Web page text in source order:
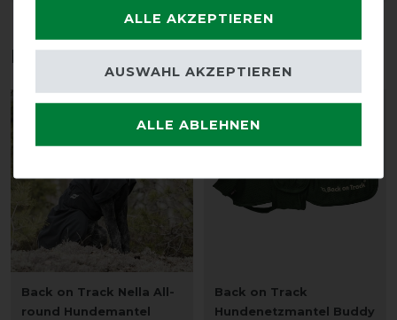
Das perfekte Zubehör für dich
Back on Track Nella All-
round Hundemantel
Back on Track
Hundenetzmantel Buddy
ALLE AKZEPTIEREN
ALLE ABLEHNEN
AUSWAHL AKZEPTIEREN